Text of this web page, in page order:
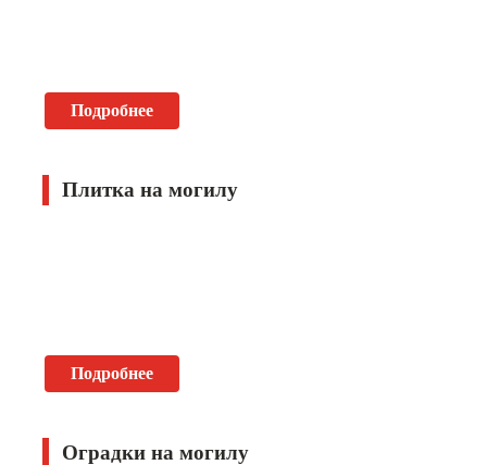
Подробнее
Плитка на могилу
Подробнее
Оградки на могилу